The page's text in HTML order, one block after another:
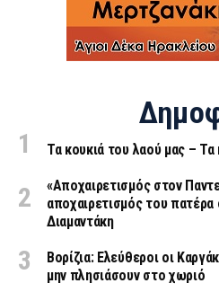
Τα κουκιά του λαού μας – Τα
«Aποχαιρετισμός στον
αποχαιρετισμός του
Διαμαντάκη
Βορίζια: Ελεύθεροι οι
μην πλησιάσουν στο χωριό